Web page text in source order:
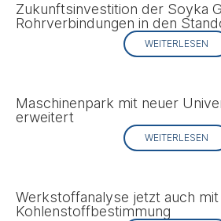
Zukunftsinvestition der Soyka
Rohrverbindungen in den
WEITERLESEN
Maschinenpark mit neuer
erweitert
WEITERLESEN
Werkstoffanalyse jetzt auch mit
Kohlenstoffbestimmung